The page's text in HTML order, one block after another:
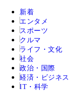
新着
エンタメ
スポーツ
クルマ
ライフ・文化
社会
政治・国際
経済・ビジネス
IT・科学